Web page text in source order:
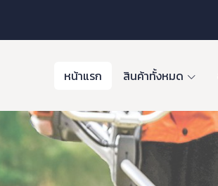
หน้าแรก สินค้าทั้งหมด